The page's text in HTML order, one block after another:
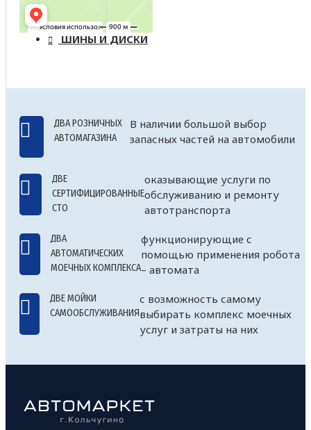
КАТАЛОГ ПРОДУКЦИИ
ШИНЫ И ДИСКИ
ДВА РОЗНИЧНЫХ
АВТОМАГАЗИНА
В наличии большой выбор
запасных частей на автомобили
ДВЕ
СЕРТИФИЦИРОВАННЫЕ
СТО
оказывающие услуги по
обслуживанию и ремонту
автотранспорта
ДВА
АВТОМАТИЧЕСКИХ
МОЕЧНЫХ КОМПЛЕКСА
функционирующие с
помощью применения робота
– автомата
ДВЕ МОЙКИ
САМООБСЛУЖИВАНИЯ
с возможность самому
выбирать комплекс моечных
услуг и затраты на них